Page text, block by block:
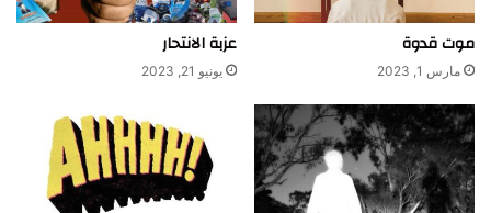
موت قدوة
مارس 1, 2023
عزبة الانتحار
يونيو 21, 2023